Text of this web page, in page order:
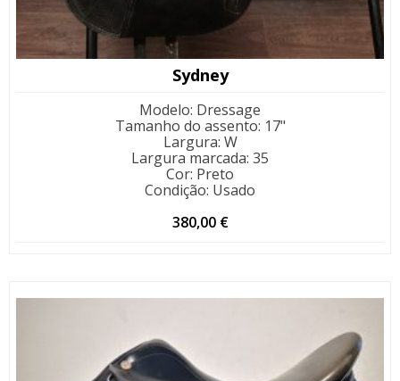
Sydney
Modelo: Dressage
Tamanho do assento: 17"
Largura: W
Largura marcada: 35
Cor: Preto
Condição: Usado
380,00 €